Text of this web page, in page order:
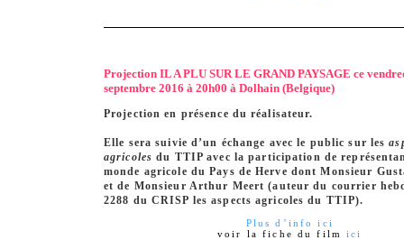
Projection IL A PLU SUR LE GRAND PAYSAGE ce
septembre 2016 à 20h00 à Dolhain (Belgique)
Projection en présence du réalisateur.
Elle sera suivie d’un échange avec le public sur les
agricoles du TTIP avec la participation de
monde agricole du Pays de Herve dont Monsieur
et de Monsieur Arthur Meert (auteur du courrier
2288 du CRISP les aspects agricoles du TTIP).
Plus d’info ici
voir la fiche du filmici